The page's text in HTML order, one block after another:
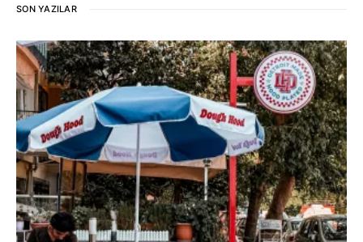
SON YAZILAR